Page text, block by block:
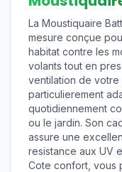
La Moustiquaire
mesure conçue
habitat contre les
volants tout en
ventilation de
particulierement
quotidiennement
ou le jardin. Son
assure une
resistance aux UV
Cote confort, vous